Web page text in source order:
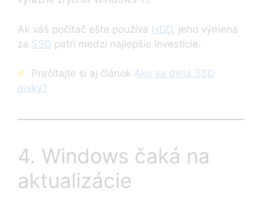
Ak váš počítač ešte používa HDD, jeho výmena
za SSD patrí medzi najlepšie investície.
Prečítajte si aj článok Ako sa delia SSD
disky?
4. Windows čaká na
aktualizácie